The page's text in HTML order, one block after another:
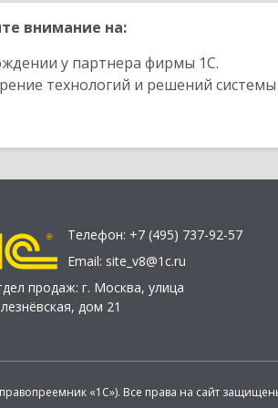
внимание на:
у партнера фирмы 1С.
технологий и решений
Телефон: +7 (495) 737-92-57
Email: site_v8@1c.ru
продаж: г. Москва, улица
дом 21
«1С»). Все права на сайт